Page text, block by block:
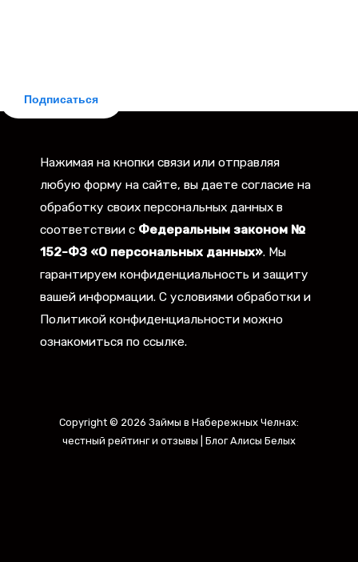
Подписаться
Нажимая на кнопки связи или отправляя
любую форму на сайте, вы даете согласие на
обработку своих персональных данных в
соответствии с Федеральным законом №
152-ФЗ «О персональных данных». Мы
гарантируем конфиденциальность и защиту
вашей информации. С условиями обработки и
Политикой конфиденциальности можно
ознакомиться по ссылке.
Copyright © 2026 Займы в Набережных Челнах:
честный рейтинг и отзывы | Блог Алисы Белых